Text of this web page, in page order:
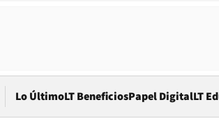
Lo ÚltimoLT BeneficiosPapel DigitalLT